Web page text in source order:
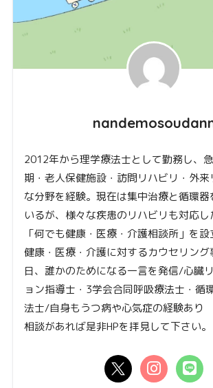
2012年から理学療法士として勤務し、
期・老人保健施設・訪問リハビリ・外来
な分野を経験。現在は集中治療と循環器
いるが、様々な疾患のリハビリも対応し
「何でも健康・医療・介護相談所」を設
健康・医療・介護に対するカウセリン
日、誰かのためになる一言を発信/心臓
ョン指導士・3学会合同呼吸療法士・循
法士/自身もうつ病や心気症の経験あり
相談があれば是非HPを拝見して下さい。